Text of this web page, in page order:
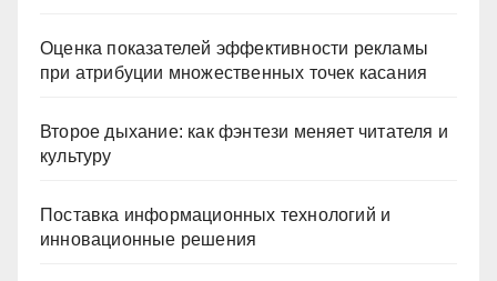
Оценка показателей эффективности рекламы
при атрибуции множественных точек касания
Второе дыхание: как фэнтези меняет читателя и
культуру
Поставка информационных технологий и
инновационные решения